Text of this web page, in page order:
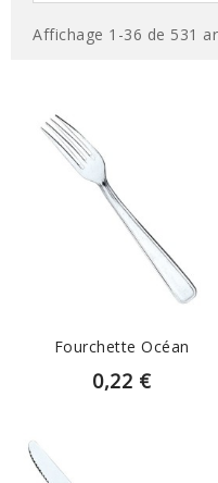
Affichage 1-36 de 531
EN SAVOIR PLUS
Fourchette Océan
0,22 €